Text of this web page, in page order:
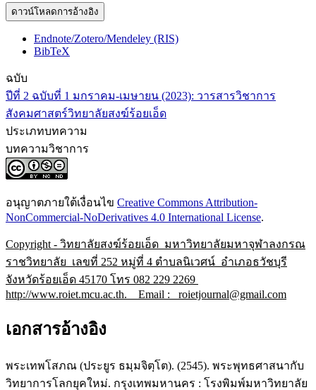
ดาวน์โหลดการอ้างอิง
Endnote/Zotero/Mendeley (RIS)
BibTeX
ฉบับ
ปีที่ 2 ฉบับที่ 1 มกราคม-เมษายน (2023): วารสารวิชาการ
สังคมศาสตร์วิทยาลัยสงฆ์ร้อยเอ็ด
ประเภทบทความ
บทความวิชาการ
อนุญาตภายใต้เงื่อนไข Creative Commons Attribution-
NonCommercial-NoDerivatives 4.0 International License.
Copyright - วิทยาลัยสงฆ์ร้อยเอ็ด มหาวิทยาลัยมหาจุฬาลงกรณ
ราชวิทยาลัย เลขที่ 252 หมู่ที่ 4 ตำบลนิเวศน์ อำเภอธวัชบุรี
จังหวัดร้อยเอ็ด 45170 โทร 082 229 2269
http://www.roiet.mcu.ac.th. Email : roietjournal@gmail.com
เอกสารอ้างอิง
พระเทพโสภณ (ประยูร ธมฺมจิตฺโต). (2545). พระพุทธศาสนากับ
วิทยาการโลกยุคใหม่. กรุงเทพมหานคร : โรงพิมพ์มหาวิทยาลัย